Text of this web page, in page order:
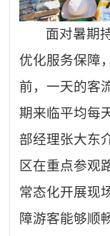
面对暑期
优化服务保障
前，一天的客
期来临平均每
部经理张大东
区在重点参观
常态化开展现
障游客能够顺